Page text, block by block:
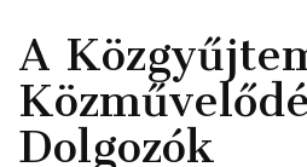
A
Dolgozók